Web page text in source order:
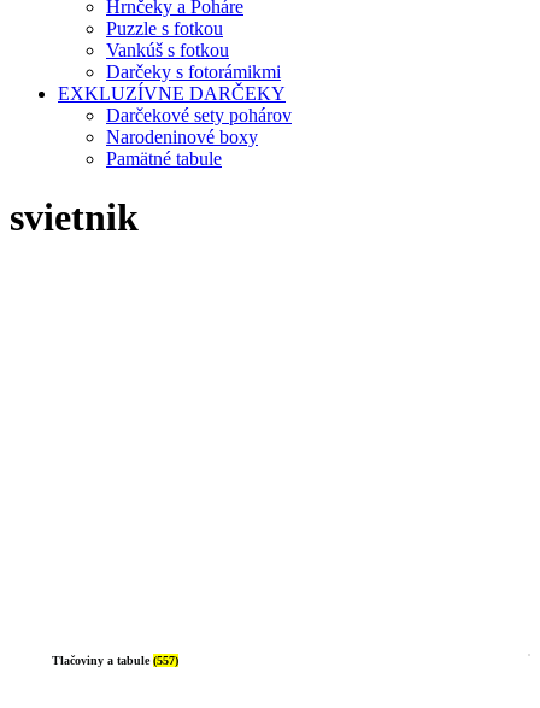
Hrnčeky a Poháre
Puzzle s fotkou
Vankúš s fotkou
Darčeky s fotorámikmi
EXKLUZÍVNE DARČEKY
Darčekové sety pohárov
Narodeninové boxy
Pamätné tabule
svietnik
Tlačoviny a tabule(557)